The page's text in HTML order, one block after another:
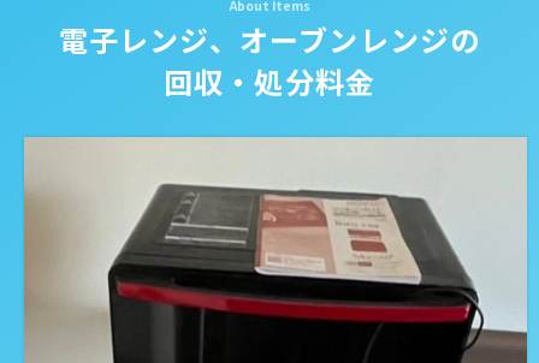
電子レンジ、オーブンレンジの
回収・処分料金